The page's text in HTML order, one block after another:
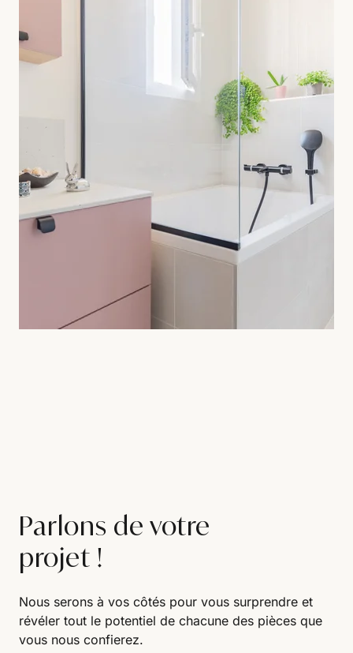
Parlons de votre
projet !
Nous serons à vos côtés pour vous surprendre et
révéler tout le potentiel de chacune des pièces que
vous nous confierez.